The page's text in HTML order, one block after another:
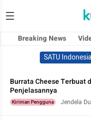
Breaking News
SATU
Burrata Cheese Terbuat
Penjelasannya
Kiriman Pengguna Jendela